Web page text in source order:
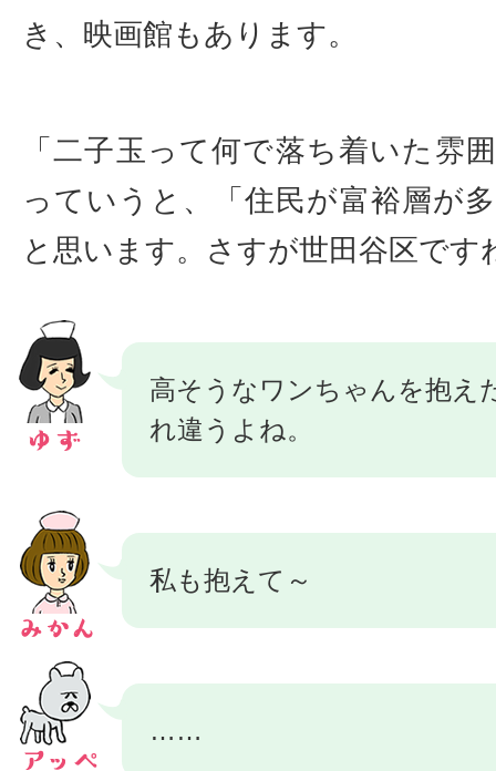
き、映画館もあります。
「二子玉って何で落ち着いた雰
っていうと、「住民が富裕層が
と思います。さすが世田谷区です
高そうなワンちゃんを抱え
れ違うよね。
私も抱えて～
……